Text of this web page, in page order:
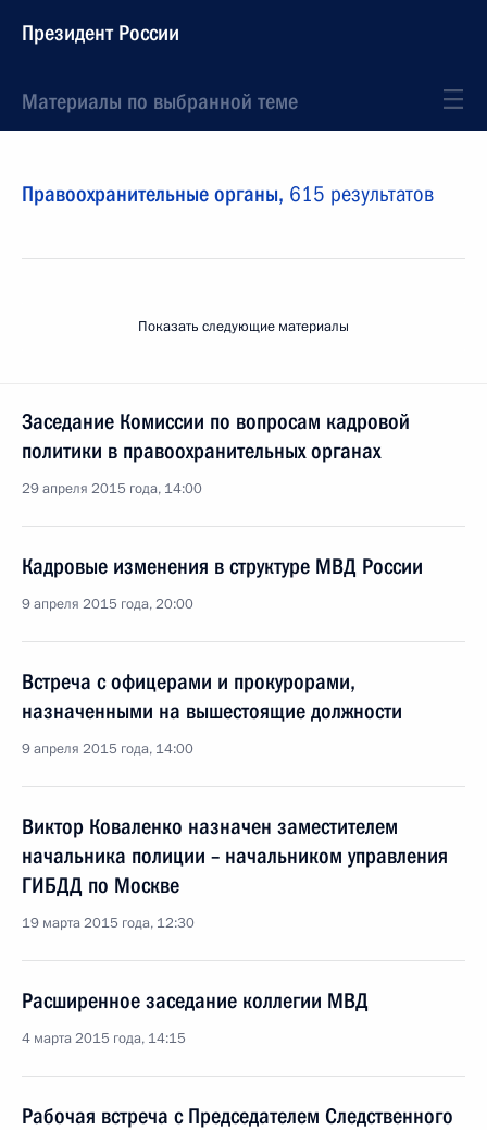
Президент России
Материалы по выбранной теме
Правоохранительные органы, 615 результатов
Показать следующие материалы
Заседание Комиссии по вопросам кадровой
политики в правоохранительных органах
29 апреля 2015 года, 14:00
Кадровые изменения в структуре МВД России
9 апреля 2015 года, 20:00
Встреча с офицерами и прокурорами,
назначенными на вышестоящие должности
9 апреля 2015 года, 14:00
Виктор Коваленко назначен заместителем
начальника полиции – начальником управления
ГИБДД по Москве
19 марта 2015 года, 12:30
Расширенное заседание коллегии МВД
4 марта 2015 года, 14:15
Рабочая встреча с Председателем Следственного